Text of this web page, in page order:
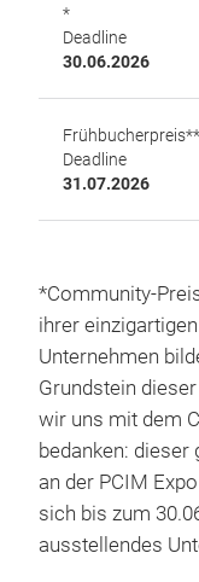
*
Deadline
30.06.2026
Frühbucherpreis**
Deadline
31.07.2026
*Community-
ihrer
Unternehmen
Grundstein
wir uns mit dem
bedanken:
an der PCIM
sich bis zum
ausstellendes